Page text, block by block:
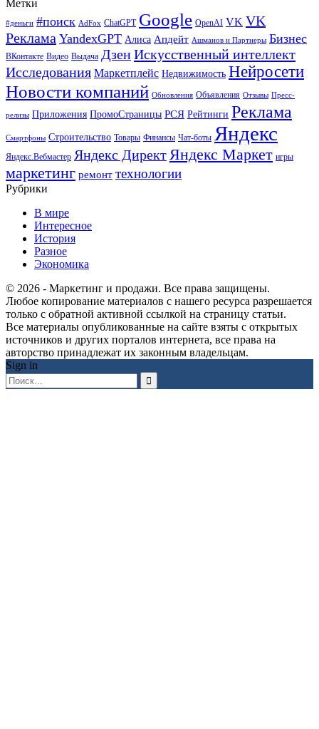
Метки
#деньги #поиск AdFox ChatGPT Google OpenAI VK VK
Реклама YandexGPT Алиса Апдейт Ашманов и Партнеры Бизнес
ВКонтакте Видео Выдача ДзенИскусственный интеллект
Исследования Маркетплейс Недвижимость Нейросети
Новости компаний Обновления Объявления Отзывы Пресс-
релизы Приложения ПромоСтраницы РСЯ Рейтинги Реклама
Смартфоны Строительство Товары Финансы Чат-боты Яндекс
Яндекс.Вебмастер Яндекс Директ Яндекс Маркет игры
маркетинг ремонт технологии
Рубрики
В мире
Интересное
История
Разное
Экономика
© 2026 - Маркетинг и продажи. Все права защищены.
Любое копирование материалов с нашего ресурса разрешается
только с обратной активной ссылкой на страницу статьи.
Все материалы опубликованные на сайте взяты с открытых
источников и других порталов интернета, все права на
авторство принадлежат их законным владельцам.
Sign in